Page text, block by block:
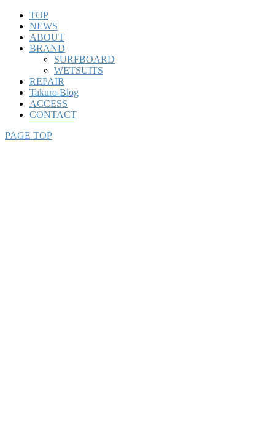
TOP
NEWS
ABOUT
BRAND
SURFBOARD
WETSUITS
REPAIR
Takuro Blog
ACCESS
CONTACT
PAGE TOP